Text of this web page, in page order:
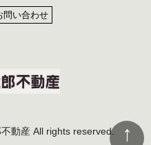
問い合わせ
動産 All rights reserved.